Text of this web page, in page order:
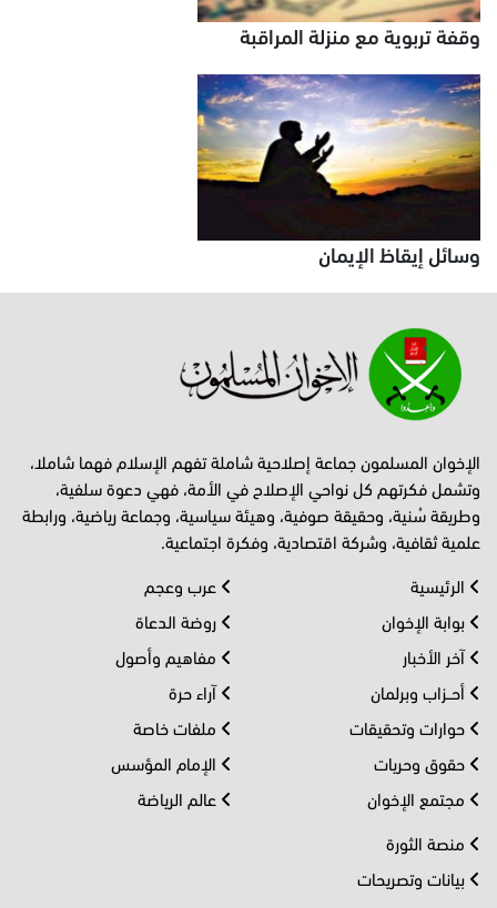
وقفة تربوية مع منزلة المراقبة
وسائل إيقاظ الإيمان
الإخوان المسلمون جماعة إصلاحية شاملة تفهم الإسلام فهما شاملا،
وتشمل فكرتهم كل نواحي الإصلاح في الأمة، فهي دعوة سلفية،
وطريقة سُنية، وحقيقة صوفية، وهيئة سياسية، وجماعة رياضية، ورابطة
علمية ثقافية، وشركة اقتصادية، وفكرة اجتماعية.
الرئيسية
بوابة الإخوان
آخر الأخبار
أحــزاب وبرلمان
حوارات وتحقيقات
حقوق وحريات
مجتمع الإخوان
عرب وعجم
روضة الدعاة
مفاهيم وأصول
آراء حرة
ملفات خاصة
الإمام المؤسس
عالم الرياضة
منصة الثورة
بيانات وتصريحات